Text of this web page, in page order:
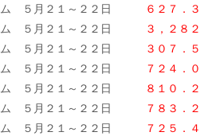
５月２１～２２日
６２７．３
ム ５月２１～２２日
３，２８２
５月２１～２２日
３０７．５
５月２１～２２日
７２４．０
５月２１～２２日
８１０．２
５月２１～２２日
７８３．２
５月２１～２２日
７２５．４